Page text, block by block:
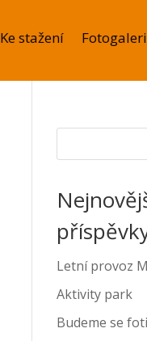
Ke stažení
Letní provoz
Aktivity park
Budeme se